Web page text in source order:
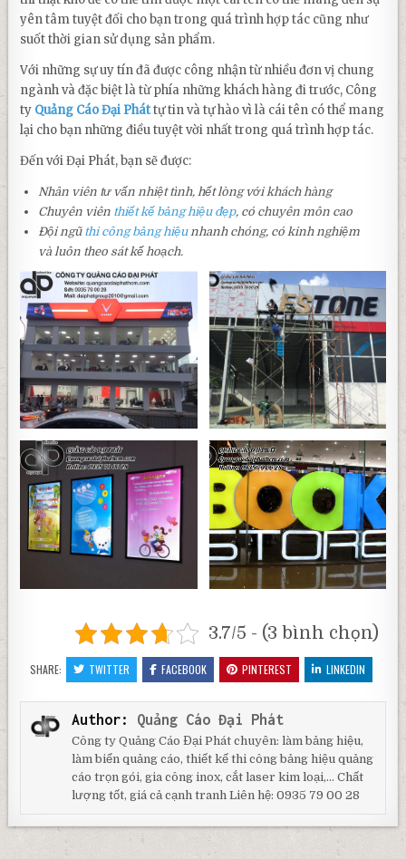
yên tâm tuyệt đối cho bạn trong quá trình hợp tác cũng như
suốt thời gian sử dụng sản phẩm.
Với những sự uy tín đã được công nhận từ nhiều đơn vị chung
ngành và đặc biệt là từ phía những khách hàng đi trước, Công
ty Quảng Cáo Đại Pháttự tin và tự hào vì là cái tên có thể mang
lại cho bạn những điều tuyệt vời nhất trong quá trình hợp tác.
Đến với Đại Phát, bạn sẽ được:
Nhân viên tư vấn nhiệt tình, hết lòng với khách hàng
Chuyên viên thiết kế bảng hiệu đẹp, có chuyên môn cao
Đội ngũ thi công bảng hiệunhanh chóng, có kinh nghiệm
và luôn theo sát kế hoạch.
3.7/5 - (3 bình chọn)
SHARE: TWITTER FACEBOOK PINTEREST LINKEDIN
Author: Quảng Cáo Đại Phát
Công ty Quảng Cáo Đại Phát chuyên: làm bảng hiệu,
làm biển quảng cáo, thiết kế thi công bảng hiệu quảng
cáo trọn gói, gia công inox, cắt laser kim loại,... Chất
lượng tốt, giá cả cạnh tranh Liên hệ: 0935 79 00 28